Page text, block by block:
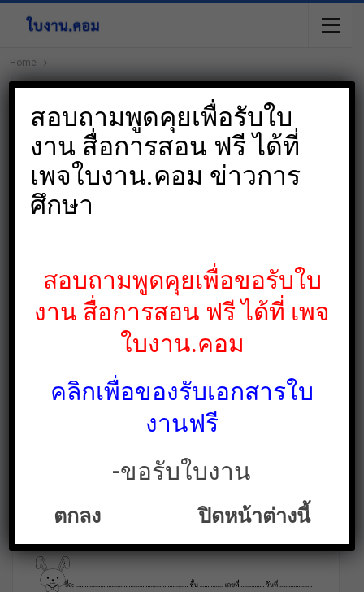
Home
ใบงานอนุบาล 1 ภาษาไทย / อังกฤษ/
สื่อการสอนฟรี ใบงาน
Last updatedมิ.ย. 23, 2022
สอบถามพูดคุยเพื่อรับใบ
งาน สื่อการสอน ฟรี ได้ที่
เพจใบงาน.คอม ข่าวการ
ศึกษา
สอบถามพูดคุยเพื่อขอรับใบ
งาน สื่อการสอน ฟรี ได้ที่ เพจ
ใบงาน.คอม
คลิกเพื่อของรับเอกสารใบ
งานฟรี
-ขอรับใบงาน
ตกลง ปิดหน้าต่างนี้
ปิด